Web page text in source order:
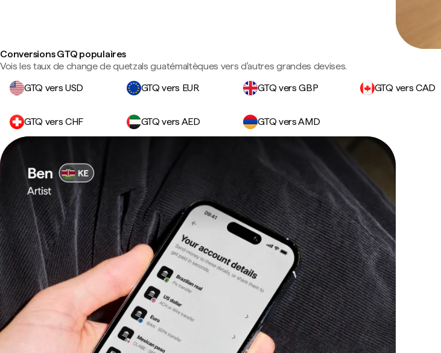
Conversions GTQ populaires
Vois les taux de change de quetzals guatémaltèques vers d'autres grandes devises.
GTQ vers USD
GTQ vers EUR GTQ vers GBP GTQ vers CAD
GTQ vers CHF GTQ vers AED GTQ vers AMD